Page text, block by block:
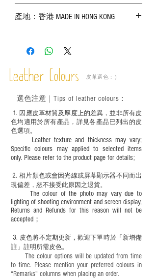
實物為準；
－ 植鞣皮革容易受環境、使用程度等產生
成後定期在皮面塗上皮革專用清潔劑及貂
鼠油等；
適合六歲以下兒童使用；六至十二歲兒童
必須由成年人陪同下使用並應小心處理。
產地：香港 MADE IN HONG KONG
Leather Colours 皮革選色：）
1. ​ 因應皮革材質及厚度上的差異，並非所有皮
色均適用於所有產品，詳見各產品巳列出的皮
色選項。
Leather texture and thickness may vary;
Specific colours may applied to selected items
only. Please refer to the product page for details;
​2.相片顏色或會因光線或屏幕顯示器不同而出
現偏差，恕不接受此原因之退貨。
The colour of the photo may vary due to
lighting of shooting environment and screen display,
Returns and Refunds for this reason will not be
accepted；
3. 皮色將不定期更新，歡迎下單時於「新增備
註」註明 所需皮色。
The colour options will be updated from time
to time. Please mention your preferred colours in
“Remarks" columns when placing an order.
選色注意｜ Tips of leather colours ：